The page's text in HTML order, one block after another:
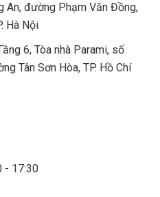
An, đường Phạm Văn Đồng,
Hà Nội
6, Tòa nhà Parami, số
Tân Sơn Hòa, TP. Hồ Chí
- 17:30